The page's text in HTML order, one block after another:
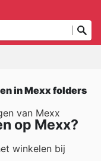
in Mexx folders
van Mexx
op Mexx?
winkelen bij